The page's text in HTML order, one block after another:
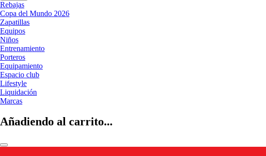
Rebajas
Copa del Mundo 2026
Zapatillas
Equipos
Niños
Entrenamiento
Porteros
Equipamiento
Espacio club
Lifestyle
Liquidación
Marcas
Añadiendo al carrito...